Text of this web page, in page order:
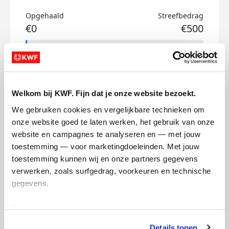
Welkom bij KWF. Fijn dat je onze website bezoekt.
We gebruiken cookies en vergelijkbare technieken om
onze website goed te laten werken, het gebruik van onze
website en campagnes te analyseren en — met jouw
toestemming — voor marketingdoeleinden. Met jouw
toestemming kunnen wij en onze partners gegevens
verwerken, zoals surfgedrag, voorkeuren en technische
gegevens.
Opgehaald
€0
Streefbedrag
€500
Doneer
Joosje's badges